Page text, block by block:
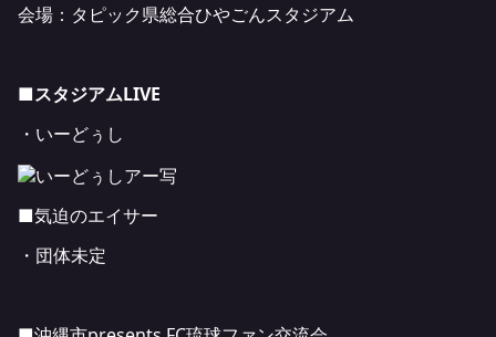
会場：タピック県総合ひやごんスタジアム
■スタジアムLIVE
・いーどぅし
■気迫のエイサー
・団体未定